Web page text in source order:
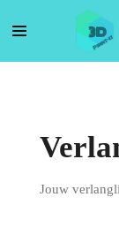
direct
Jouw